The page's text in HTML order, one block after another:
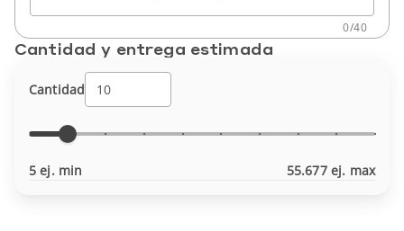
0/40
Cantidad y entrega estimada
Cantidad
5 ej. min 55.677 ej. max